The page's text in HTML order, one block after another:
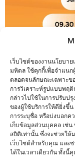
เว็บไซต์ของงานนโยบ
มหิดล ใช้คุกกี้เพื่อจำแน
ตลอดจนลักษณะเฉพาะข
การวิเคราะห์รูปแบบพฤ
กล่าวไปใช้ในการปรับป
ของผู้ใช้บริการให้ดียิ่งขึ้
การระบุชื่อ หรือบ่งบอกค
เก็บข้อมูลส่วนบุคคล เช่น
สถิติเท่านั้น ซึ่งจะช่วยใ
เว็บไซต์สำหรับคุณ และ
ได้ในเวลาเดียวกัน ทั้งนี้
ขอเชิญผู้ปฏิบัติงานที่เกี่ย
กิจกรรมแลกเปลี่ยนควา
โดยได้รับเกียรติจาก
ผู้อำนวยการศูนย์บริหา
ในวันที่ 4 กรกฏาคม 2567
เวลา 09.30 – 11.30 น.